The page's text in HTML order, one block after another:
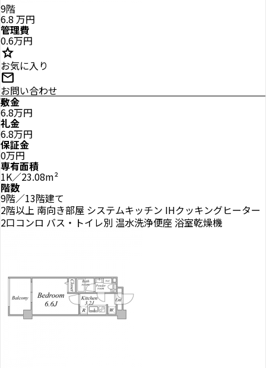
9階
6.8 万円
管理費
0.6万円
star
お気に入り
mail
お問い合わせ
敷金
6.8万円
礼金
6.8万円
保証金
0万円
専有面積
1K／23.08m²
階数
9階／13階建て
2階以上 南向き部屋 システムキッチン IHクッキングヒーター
2口コンロ バス・トイレ別 温水洗浄便座 浴室乾燥機